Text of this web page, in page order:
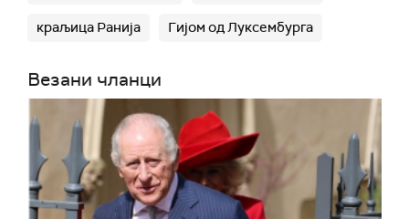
краљица Ранија Гијом од Луксембурга
Везани чланци